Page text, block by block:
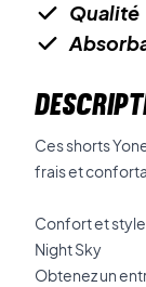
Qualité
Ces shorts
frais et
Confort et style
Night Sky
Obtenez un